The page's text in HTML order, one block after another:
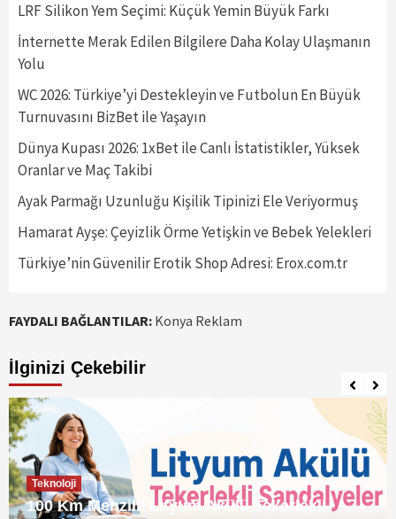
LRF Silikon Yem Seçimi: Küçük Yemin Büyük Farkı
İnternette Merak Edilen Bilgilere Daha Kolay Ulaşmanın
Yolu
WC 2026: Türkiye’yi Destekleyin ve Futbolun En Büyük
Turnuvasını BizBet ile Yaşayın
Dünya Kupası 2026: 1xBet ile Canlı İstatistikler, Yüksek
Oranlar ve Maç Takibi
Ayak Parmağı Uzunluğu Kişilik Tipinizi Ele Veriyormuş
Hamarat Ayşe: Çeyizlik Örme Yetişkin ve Bebek Yelekleri
Türkiye’nin Güvenilir Erotik Shop Adresi: Erox.com.tr
FAYDALI BAĞLANTILAR: Konya Reklam
İlginizi Çekebilir
Teknoloji
100 Km Menzilli Lityum Akülü Tekerlekli